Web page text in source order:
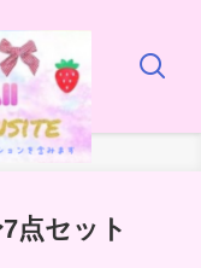
点セット